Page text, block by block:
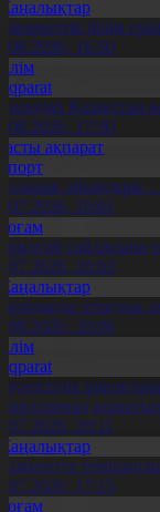
білім
16:50
Қазақстан
17:30
ақпарат
ойындары –
10:01
сайлауына
20:03
отандық
20:06
20:11
17:15